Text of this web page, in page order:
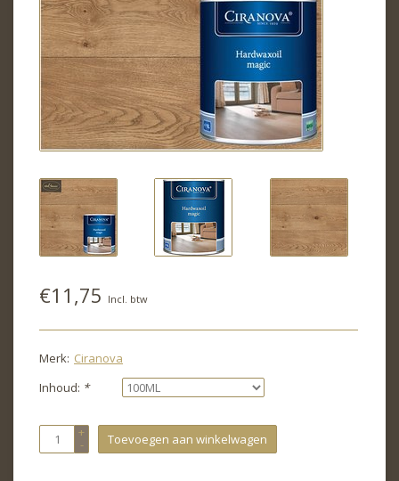
€11,75 Incl. btw
Merk: Ciranova
Inhoud: *
+
- Toevoegen aan winkelwagen